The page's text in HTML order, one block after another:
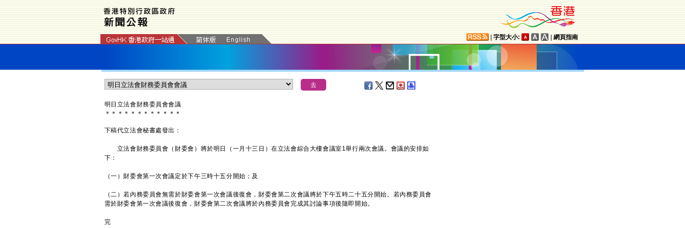
字型大小: 網頁指南
明日立法會財務委員會會議
＊ ＊ ＊ ＊ ＊ ＊ ＊ ＊ ＊ ＊ ＊ ＊
下稿代立法會秘書處發出：
立法會財務委員會（財委會）將於明日（一月十三日）在立法會綜合大樓會議室1‍舉行兩次會議。會議的安排如
下：‍
（一）財委會第一次會議定於下午三時十五分開始；及
（二）若內務委員會無需於財委會第一次會議後復會，財委會第‍二‍次會議將於下午五時二十五分開始。若內務委員會
需於財委會第一次會議後復會，財委會第二次會議將於內務委員會完‍成其討論事項後隨即開始。
完